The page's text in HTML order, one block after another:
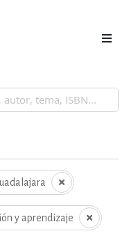
y aprendizaje